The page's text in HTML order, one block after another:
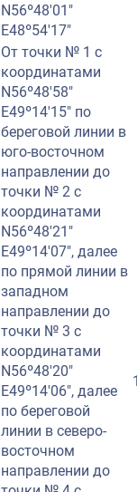
N56º48′01″
E48º54′17″
От точки № 1 с
координатами
N56º48′58″
E49º14′15″ по
береговой линии в
юго-восточном
направлении до
точки № 2 с
координатами
N56º48′21″
E49º14′07″, далее
по прямой линии в
западном
направлении до
точки № 3 с
координатами
N56º48′20″
E49º14′06″, далее
по береговой
линии в северо-
восточном
направлении до